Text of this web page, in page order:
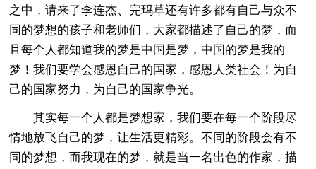
之中，请来了李连杰、完玛草还有许多都有自己与众不
同的梦想的孩子和老师们，大家都描述了自己的梦，而
且每个人都知道我的梦是中国是梦，中国的梦是我的
梦！我们要学会感恩自己的国家，感恩人类社会！为自
己的国家努力，为自己的国家争光。
其实每一个人都是梦想家，我们要在每一个阶段尽
情地放飞自己的梦，让生活更精彩。不同的阶段会有不
同的梦想，而我现在的梦，就是当一名出色的作家，描